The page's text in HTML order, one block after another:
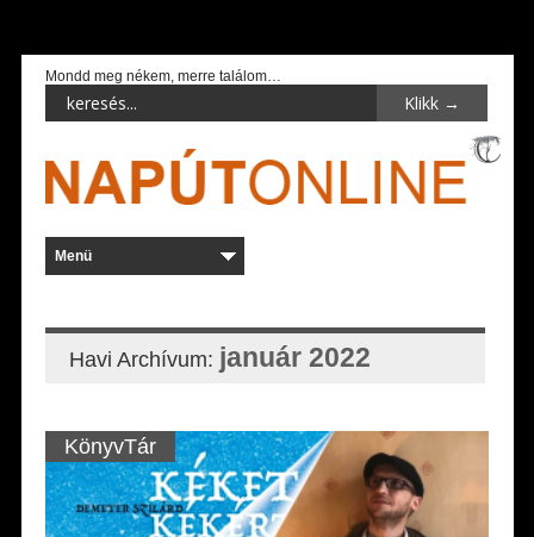
Mondd meg nékem, merre találom…
Havi Archívum: január 2022
KönyvTár